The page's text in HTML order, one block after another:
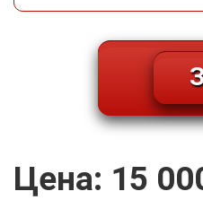
Цена: 15